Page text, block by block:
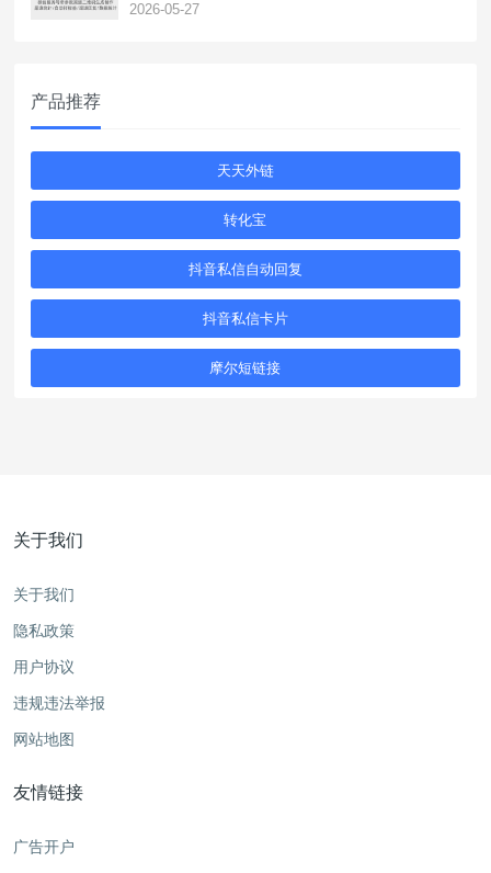
2026-05-27
产品推荐
天天外链
转化宝
抖音私信自动回复
抖音私信卡片
摩尔短链接
关于我们
关于我们
隐私政策
用户协议
违规违法举报
网站地图
友情链接
广告开户